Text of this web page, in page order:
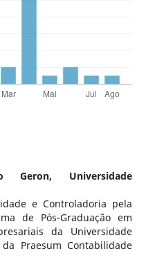
Geron, Universidade
e Controladoria pela
de Pós-Graduação em
da Universidade
Praesum Contabilidade